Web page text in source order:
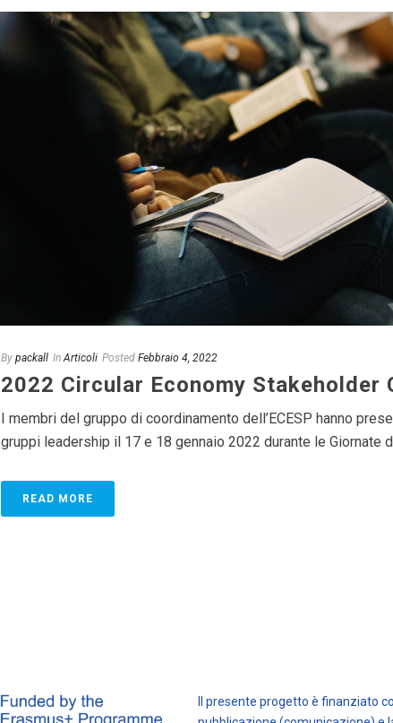
By packall In Articoli Posted Febbraio 4, 2022
2022 Circular Economy Stakeholder
I membri del gruppo di coordinamento dell’ECESP hanno
gruppi leadership il 17 e 18 gennaio 2022 durante le Giornate
READ MORE
Il presente progetto è finanziato